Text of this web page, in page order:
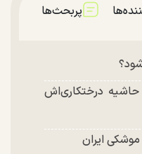
پربحث‌ها
درختکاری‌اش
موشکی ایران